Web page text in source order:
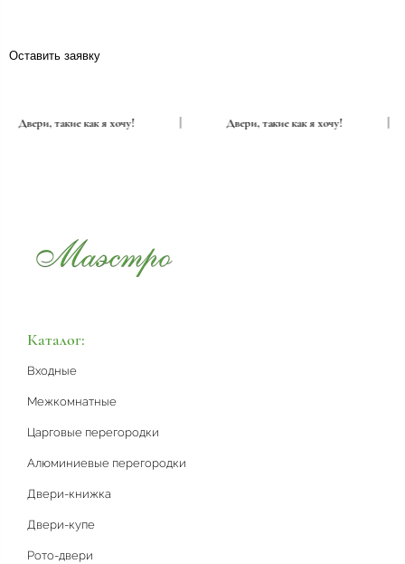
Оставить заявку
Двери, такие как я хочу! Двери, такие как я хочу!
Каталог:
Входные
Межкомнатные
Царговые перегородки
Алюминиевые перегородки
Двери-книжка
Двери-купе
Рото-двери